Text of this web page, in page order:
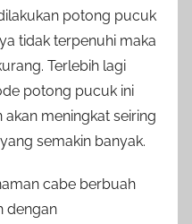
potong pucuk
tidak terpenuhi maka
Terlebih lagi
potong pucuk ini
meningkat seiring
semakin banyak.
cabe berbuah
dengan